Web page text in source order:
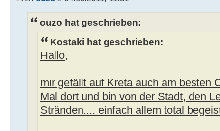
ouzo hat geschrieben:
Kostaki hat geschrieben:
Hallo,
mir gefällt auf Kreta auch am besten
Mal dort und bin von der Stadt, den
Stränden.... einfach allem total